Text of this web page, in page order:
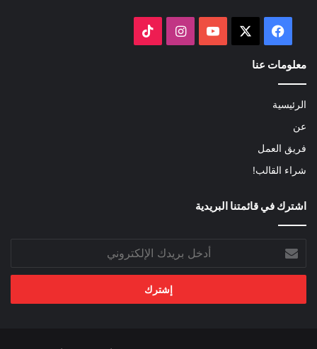
فيسبوك ‫YouTubeانستقرام
معلومات عنا
الرئيسية
عن
فريق العمل
شراء القالب!
اشترك في قائمتنا البريدية
بريدك
الإلكتروني